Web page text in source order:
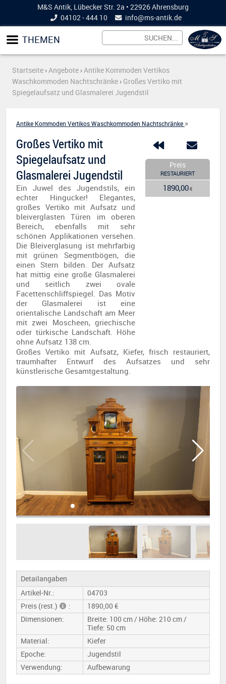
M&S Antik, Lübecker Str. 2a • 22926 Ahrensburg
04102 - 444 10
info@ms-antik.de
THEMEN
Startseite ›Angebote ›Antike Kommoden Vertikos
Waschkommoden Nachtschränke › Großes Vertiko mit
Spiegelaufsatz und Glasmalerei Jugendstil
Antike Kommoden Vertikos Waschkommoden Nachtschränke »
Preis
RESTAURIERT
1890,00€
Großes Vertiko mit
Spiegelaufsatz und
Glasmalerei Jugendstil
Ein Juwel des Jugendstils, ein
echter Hingucker! Elegantes,
großes Vertiko mit Aufsatz und
bleiverglasten Türen im oberen
Bereich, ebenfalls mit sehr
schönen Applikationen versehen.
Die Bleiverglasung ist mehrfarbig
mit grünen Segmentbögen, die
einen Stern bilden. Der Aufsatz
hat mittig eine große Glasmalerei
und seitlich zwei ovale
Facettenschliffspiegel. Das Motiv
der Glasmalerei ist eine
orientalische Landschaft am Meer
mit zwei Moscheen, griechische
oder türkische Landschaft. Höhe
ohne Aufsatz 138 cm.
Großes Vertiko mit Aufsatz, Kiefer, frisch restauriert,
traumhafter Entwurf des Aufsatzes und sehr
künstlerische Gesamtgestaltung.
Detailangaben
Artikel-Nr.:
04703
Preis (rest.)
:
1890,00 €
Dimensionen:
Breite: 100 cm / Höhe: 210 cm /
Tiefe: 50 cm
Material:
Kiefer
Epoche:
Jugendstil
Verwendung:
Aufbewarung